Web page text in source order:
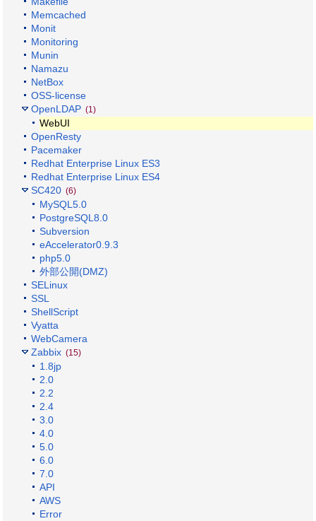
Memcached
Monit
Monitoring
Munin
Namazu
NetBox
OSS-license
OpenLDAP (1)
WebUI
OpenResty
Pacemaker
Redhat Enterprise Linux ES3
Redhat Enterprise Linux ES4
SC420 (6)
MySQL5.0
PostgreSQL8.0
Subversion
eAccelerator0.9.3
php5.0
外部公開(DMZ)
SELinux
SSL
ShellScript
Vyatta
WebCamera
Zabbix (15)
1.8jp
2.0
2.2
2.4
3.0
4.0
5.0
6.0
7.0
API
AWS
Error